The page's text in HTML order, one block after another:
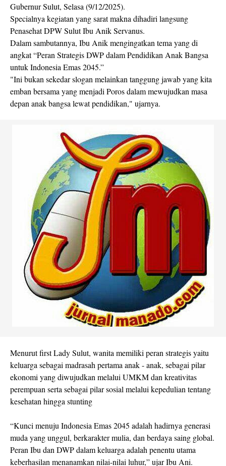
Gubernur Sulut, Selasa (9/12/2025).
Specialnya kegiatan yang sarat makna dihadiri langsung
Penasehat DPW Sulut Ibu Anik Servanus.
Dalam sambutannya, Ibu Anik mengingatkan tema yang di
angkat “Peran Strategis DWP dalam Pendidikan Anak Bangsa
untuk Indonesia Emas 2045.”
"Ini bukan sekedar slogan melainkan tanggung jawab yang kita
emban bersama yang menjadi Poros dalam mewujudkan masa
depan anak bangsa lewat pendidikan," ujarnya.
Menurut first Lady Sulut, wanita memiliki peran strategis yaitu
keluarga sebagai madrasah pertama anak - anak, sebagai pilar
ekonomi yang diwujudkan melalui UMKM dan kreativitas
perempuan serta sebagai pilar sosial melalui kepedulian tentang
kesehatan hingga stunting
“Kunci menuju Indonesia Emas 2045 adalah hadirnya generasi
muda yang unggul, berkarakter mulia, dan berdaya saing global.
Peran Ibu dan DWP dalam keluarga adalah penentu utama
keberhasilan menanamkan nilai-nilai luhur,” ujar Ibu Ani.